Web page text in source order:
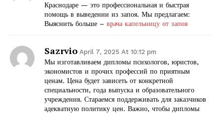
Краснодаре — это профессиональная и быстрая
помощь в выведении из запоя. Мы предлагаем:
Выяснить больше – врача капельницу от запоя
Sazrvio April 7, 2025 At 10:12 pm
Мы изготавливаем дипломы психологов, юристов,
экономистов и прочих профессий по приятным
ценам. Цена будет зависеть от конкретной
специальности, года выпуска и образовательного
учреждения. Стараемся поддерживать для заказчиков
адекватную политику цен. Важно, чтобы дипломы